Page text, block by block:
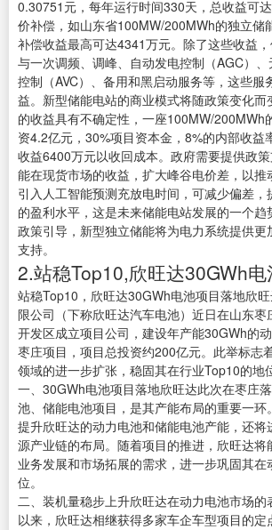
0.30751元，每年运行时间330天，总收益可
价补偿，如山东省100MW/200MWh的独立储
补偿收益最高可达4341万元。除了这些收益
与一次调频、调峰、自动发电控制（AGC）
控制（AVC）、备用和黑启动服务等，这些服
益。新型储能电站的商业模式将随政策变化
的收益具有不确定性，一座100MW/200MWh
资4.2亿元，30%项目资本金，8%的内部收益
收益6400万元以收回成本。政府需要提供政
能在现货市场的收益，扩大峰谷电价差，以推
引入人工智能预测充放电时间，可减少偏差，
的盈利水平，这是未来储能电站发展的一个趋
政策引导，新型独立储能将为电力系统提供
支持。
2.站稳Top10,欣旺达30GWh
站稳Top10，欣旺达30GWh电池项目落地欣
限公司（下称欣旺达汽车电池）近日在山东枣
开发区成立项目公司，建设年产能30GWh的
枣庄项目，项目总投资约200亿元。此举标志
领域的进一步扩张，稳固其在行业Top10的地
一、30GWh电池项目落地欣旺达此次在枣庄
池、储能电池项目，是其产能布局的重要一
提升欣旺达的动力电池和储能电池产能，还
源产业链的布局。随着项目的推进，欣旺达
业务发展和市场拓展的需求，进一步巩固其
位。
二、装机量稳步上升欣旺达在动力电池市场
以来，欣旺达相继获得多家车企车型项目的